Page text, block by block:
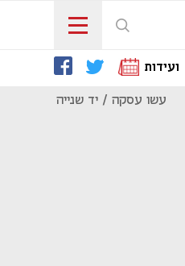
ועידות
עשו עסקה / יד שנייה